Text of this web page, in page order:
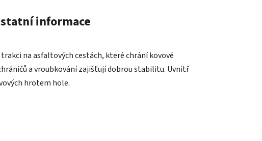
informace
na asfaltových cestách, které chrání kovové
a vroubkování zajišťují dobrou stabilitu. Uvnitř
hrotem hole.